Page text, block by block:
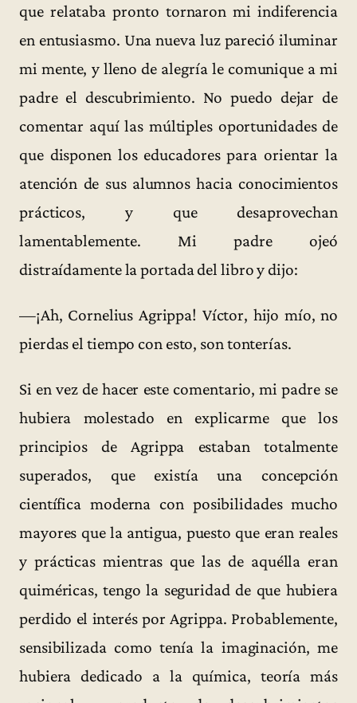
que relataba pronto tornaron mi indiferencia
en entusiasmo. Una nueva luz pareció iluminar
mi mente, y lleno de alegría le comunique a mi
padre el descubrimiento. No puedo dejar de
comentar aquí las múltiples oportunidades de
que disponen los educadores para orientar la
atención de sus alumnos hacia conocimientos
prácticos, y que desaprovechan
lamentablemente. Mi padre ojeó
distraídamente la portada del libro y dijo:
—¡Ah, Cornelius Agrippa! Víctor, hijo mío, no
pierdas el tiempo con esto, son tonterías.
Si en vez de hacer este comentario, mi padre se
hubiera molestado en explicarme que los
principios de Agrippa estaban totalmente
superados, que existía una concepción
científica moderna con posibilidades mucho
mayores que la antigua, puesto que eran reales
y prácticas mientras que las de aquélla eran
quiméricas, tengo la seguridad de que hubiera
perdido el interés por Agrippa. Probablemente,
sensibilizada como tenía la imaginación, me
hubiera dedicado a la química, teoría más